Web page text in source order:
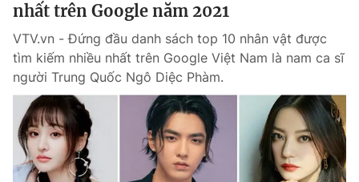
nhất trên Google năm 2021
VTV.vn - Đứng đầu danh sách top 10 nhân vật được
tìm kiếm nhiều nhất trên Google Việt Nam là nam ca sĩ
người Trung Quốc Ngô Diệc Phàm.